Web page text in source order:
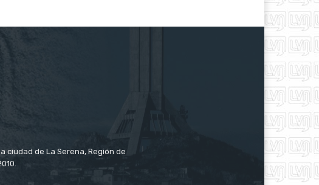
ciudad de La Serena, Región de